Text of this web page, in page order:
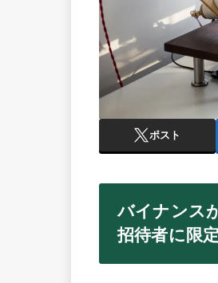
ポスト
バイナンス
招待者に限定